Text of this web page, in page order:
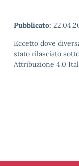
Pubblicato:
Eccetto dove
stato rilasciato
Attribuzione 4.0